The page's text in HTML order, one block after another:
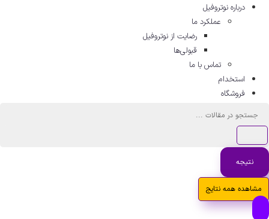
درباره نوتروفیل
عملکرد ما
رضایت از نوتروفیل
قبولی‌ها
تماس با ما
استخدام
فروشگاه
نتیجه
مشاهده همه نتایج